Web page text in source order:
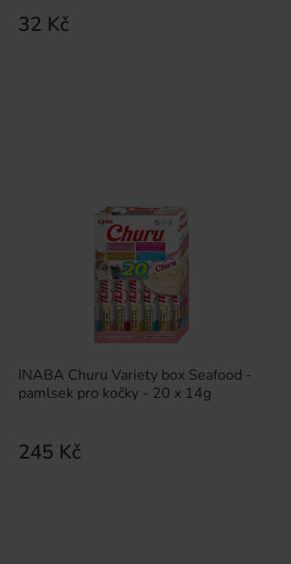
32 Kč
INABA Churu Variety box Seafood -
pamlsek pro kočky - 20 x 14g
245 Kč